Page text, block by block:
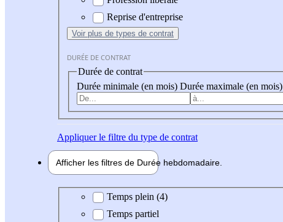
Reprise d'entreprise
Voir plus de types de contrat
DURÉE DE CONTRAT
Durée de contrat
Durée minimale (en mois) Durée maximale (en mois)
Appliquerle filtre du type de contrat
Afficher les filtres de Durée hebdomadaire
Durée hebdomadaire
Temps plein (4)
Temps partiel